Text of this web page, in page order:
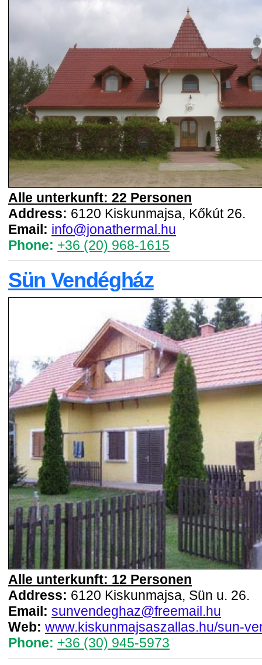
Alle unterkunft: 22 Personen
Address: 6120 Kiskunmajsa, Kőkút 26.
Email: info@jonathermal.hu
Phone: +36 (20) 968-1615
Sün Vendégház
Alle unterkunft: 12 Personen
Address: 6120 Kiskunmajsa, Sün u. 26.
Email: sunvendeghaz@freemail.hu
Web: www.kiskunmajsaszallas.hu/sun-
Phone: +36 (30) 945-5973